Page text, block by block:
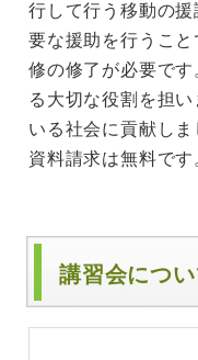
行して行う移動の
要な援助を行うこ
修の修了が必要で
る大切な役割を担
いる社会に貢献しま
資料請求は無料です
講習会につ